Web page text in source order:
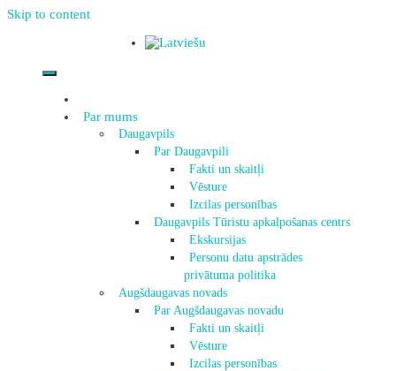
Skip to content
Par mums
Daugavpils
Par Daugavpili
Fakti un skaitļi
Vēsture
Izcilas personības
Daugavpils Tūristu apkalpošanas centrs
Ekskursijas
Personu datu apstrādes
privātuma politika
Augšdaugavas novads
Par Augšdaugavas novadu
Fakti un skaitļi
Vēsture
Izcilas personības